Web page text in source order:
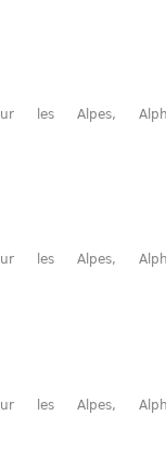
les Alpes,
les Alpes,
les Alpes,